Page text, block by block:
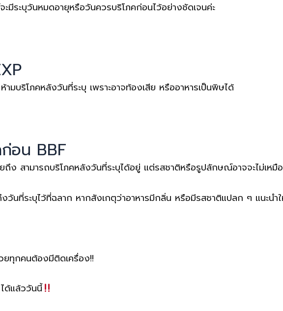
มีระบุวันหมดอายุหรือวันควรบริโภคก่อนไว้อย่างชัดเจนค่ะ
มบริโภคหลังวันที่ระบุ เพราะอาจท้องเสีย หรืออาหารเป็นพิษได้
อน BBF
ง สามารถบริโภคหลังวันที่ระบุได้อยู่ แต่รสชาติหรือรูปลักษณ์อาจจะไม่เหมื
วันที่ระบุไว้ที่ฉลาก หากสังเกตุว่าอาหารมีกลิ่น หรือมีรสชาติแปลก ๆ แนะนำใ
ยทุกคนต้องมีติดเครื่อง!!
ด้แล้ววันนี้